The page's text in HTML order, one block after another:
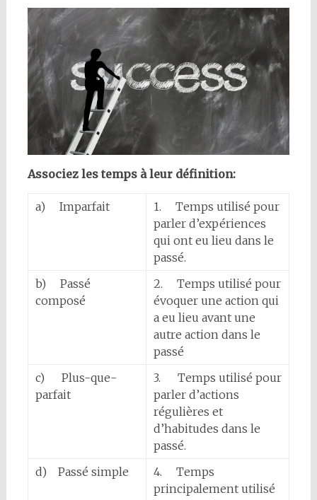
Associez les temps à leur définition:
a) Imparfait
1. Temps utilisé pour
parler d’expériences
qui ont eu lieu dans le
passé.
b) Passé
composé
2. Temps utilisé pour
évoquer une action qui
a eu lieu avant une
autre action dans le
passé
c) Plus-que-
parfait
3. Temps utilisé pour
parler d’actions
régulières et
d’habitudes dans le
passé.
d) Passé simple
4. Temps
principalement utilisé